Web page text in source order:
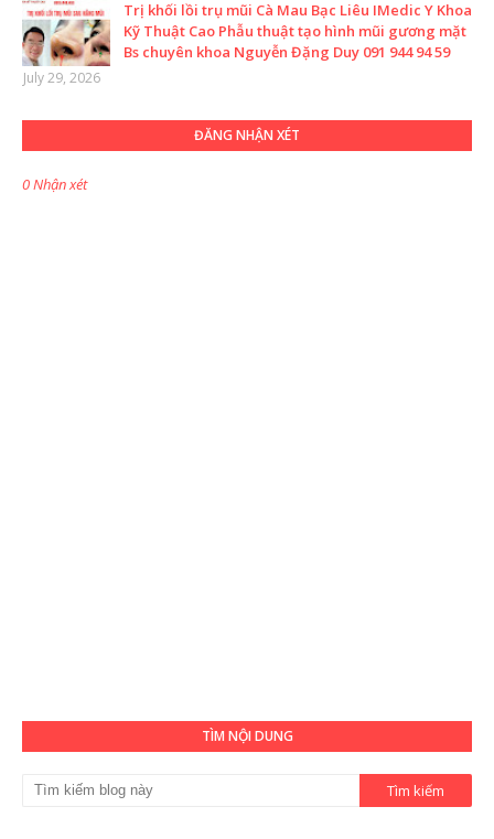
Trị khối lồi trụ mũi Cà Mau Bạc Liêu IMedic Y Khoa
Kỹ Thuật Cao Phẫu thuật tạo hình mũi gương mặt
Bs chuyên khoa Nguyễn Đặng Duy 091 944 94 59
July 29, 2026
ĐĂNG NHẬN XÉT
0 Nhận xét
TÌM NỘI DUNG